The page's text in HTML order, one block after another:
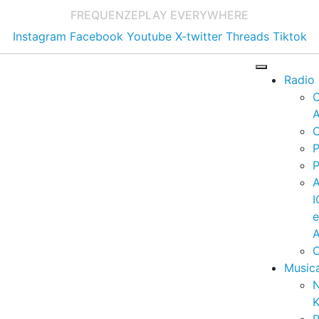
FREQUENZEPLAY EVERYWHERE
Instagram Facebook Youtube X-twitter Threads Tiktok
Radio
e